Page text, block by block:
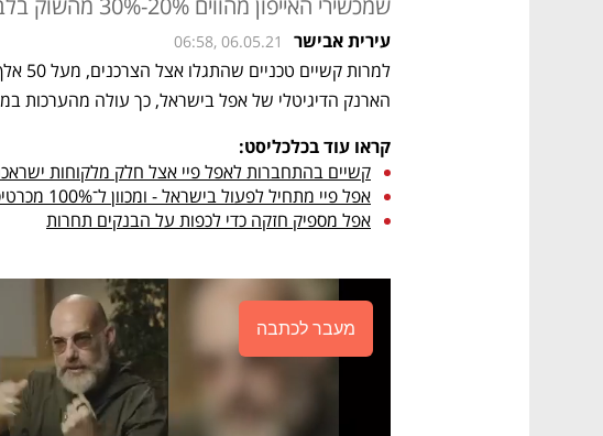
שמכשירי האייפון מהווים 20%-30% מהשוק בלבד
עירית אבישר 06:58, 06.05.21
הארנק הדיגיטלי של אפל בישראל, כך עולה מהערכות
קראו עוד בכלכליסט:
קשיים בהתחברות לאפל פיי אצל חלק מלקוחות
אפל פיי מתחיל לפעול בישראל - ומכוון ל־100% מכרטיסי האשראי
אפל מספיק חזקה כדי לכפות על הבנקים תחרות
מעבר לכתבה